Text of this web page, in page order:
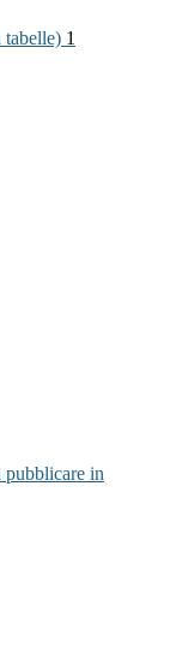
1
pubblicare in